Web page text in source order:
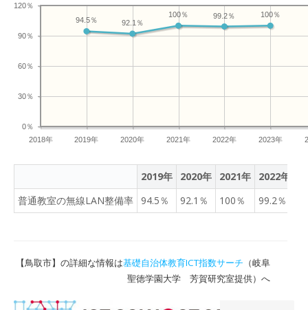
2018年 2019年 2020年 2021年 2022年 2023年
0％
30％
60％
90％
120％
100％
99.2％
100％
92.1％
94.5％
2019年 2020年 2021年 2022年
普通教室の無線LAN整備率
94.5％ 92.1％ 100％ 99.2％
【鳥取市】の詳細な情報は基礎自治体教育ICT指数サーチ （岐阜
聖徳学園大学 芳賀研究室提供）へ